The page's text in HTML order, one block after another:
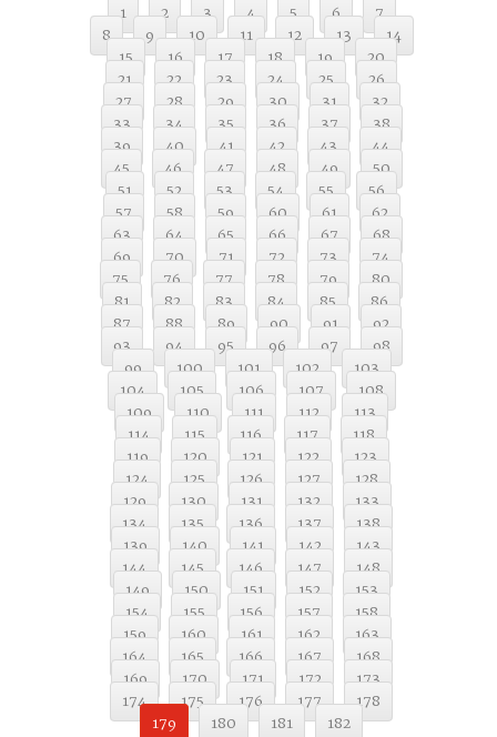
1 2 3 4 5 6
7
8
9 10 11 12 13
14
15
16 17 18 19
20
21
22 23 24 25
26
27
28 29 30 31
32
33
34 35 36 37
38
39
40 41 42 43
44
45
46 47 48 49
50
51
52 53 54 55
56
57
58 59 60 61
62
63
64 65 66 67
68
69
70 71 72 73
74
75
76 77 78 79
80
81
82 83 84 85
86
87
88 89 90 91
92
93
94 95 96 97
98
99
100 101 102
103
104
105 106 107
108
109
110 111 112
113
114
115 116 117
118
119
120 121 122
123
124
125 126 127
128
129
130 131 132
133
134
135 136 137
138
139
140 141 142
143
144
145 146 147
148
149
150 151 152
153
154
155 156 157
158
159
160 161 162
163
164
165 166 167
168
169
170 171 172
173
174
175 176 177
178
179
180 181 182